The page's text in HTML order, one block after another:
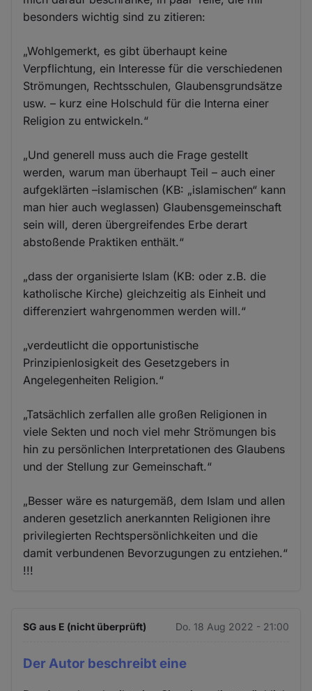
besonders wichtig sind zu zitieren:
„Wohlgemerkt, es gibt überhaupt keine
Verpflichtung, ein Interesse für die verschiedenen
Strömungen, Rechtsschulen, Glaubensgrundsätze
usw. – kurz eine Holschuld für die Interna einer
Religion zu entwickeln.“
„Und generell muss auch die Frage gestellt
werden, warum man überhaupt Teil – auch einer
aufgeklärten –islamischen (KB: „islamischen“ kann
man hier auch weglassen) Glaubensgemeinschaft
sein will, deren übergreifendes Erbe derart
abstoßende Praktiken enthält.“
„dass der organisierte Islam (KB: oder z.B. die
katholische Kirche) gleichzeitig als Einheit und
differenziert wahrgenommen werden will.“
„verdeutlicht die opportunistische
Prinzipienlosigkeit des Gesetzgebers in
Angelegenheiten Religion.“
„Tatsächlich zerfallen alle großen Religionen in
viele Sekten und noch viel mehr Strömungen bis
hin zu persönlichen Interpretationen des Glaubens
und der Stellung zur Gemeinschaft.“
„Besser wäre es naturgemäß, dem Islam und allen
anderen gesetzlich anerkannten Religionen ihre
privilegierten Rechtspersönlichkeiten und die
damit verbundenen Bevorzugungen zu entziehen.“
!!!
SG aus E (nicht überprüft) Do. 18 Aug 2022 - 21:00
Der Autor beschreibt eine